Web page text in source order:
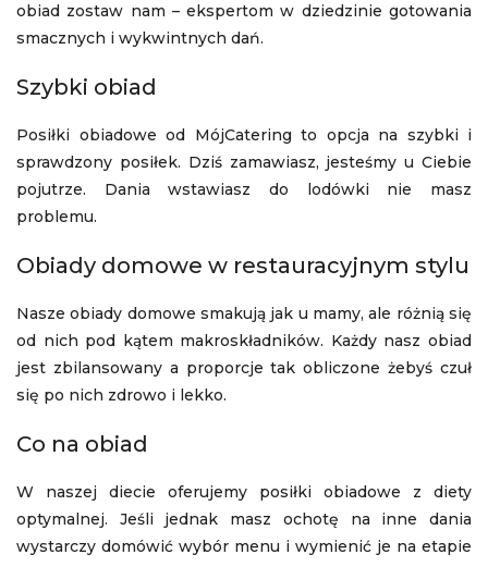
obiad zostaw nam – ekspertom w dziedzinie gotowania
smacznych i wykwintnych dań.
Szybki obiad
Posiłki obiadowe od MójCatering to opcja na szybki i
sprawdzony posiłek. Dziś zamawiasz, jesteśmy u Ciebie
pojutrze. Dania wstawiasz do lodówki nie masz
problemu.
Obiady domowe w restauracyjnym stylu
Nasze obiady domowe smakują jak u mamy, ale różnią się
od nich pod kątem makroskładników. Każdy nasz obiad
jest zbilansowany a proporcje tak obliczone żebyś czuł
się po nich zdrowo i lekko.
Co na obiad
W naszej diecie oferujemy posiłki obiadowe z diety
optymalnej. Jeśli jednak masz ochotę na inne dania
wystarczy domówić wybór menu i wymienić je na etapie